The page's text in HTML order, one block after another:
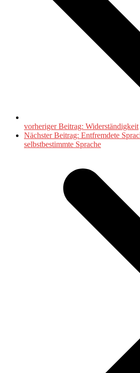
vorheriger Beitrag: Widerständigkeit
Nächster Beitrag: Entfremdete
selbstbestimmte Sprache